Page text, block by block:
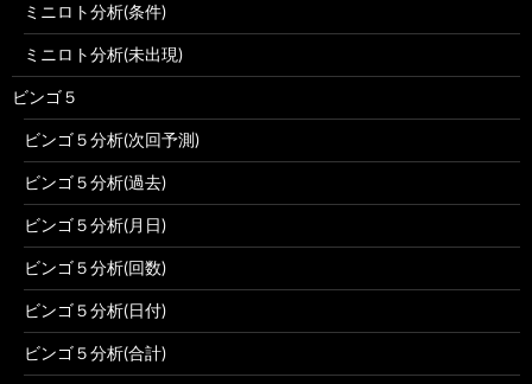
ミニロト分析(条件)
ミニロト分析(未出現)
ビンゴ５
ビンゴ５分析(次回予測)
ビンゴ５分析(過去)
ビンゴ５分析(月日)
ビンゴ５分析(回数)
ビンゴ５分析(日付)
ビンゴ５分析(合計)